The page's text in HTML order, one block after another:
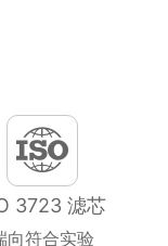
3723 滤芯
向符合实验